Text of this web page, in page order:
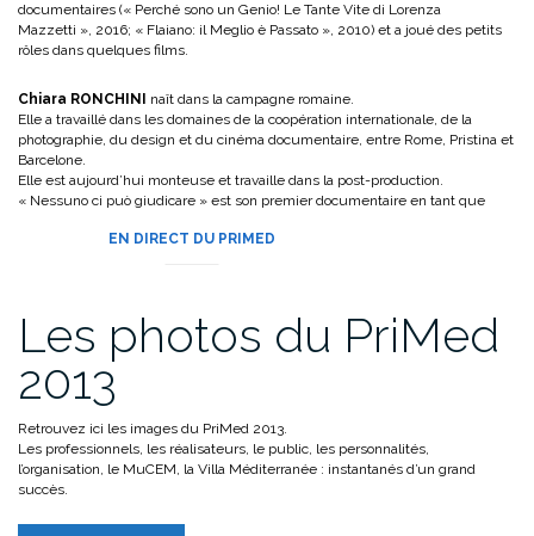
documentaires (« Perché sono un Genio! Le Tante Vite di Lorenza
Mazzetti », 2016; « Flaiano: il Meglio è Passato », 2010) et a joué des petits
rôles dans quelques films.
Chiara RONCHINI
naît dans la campagne romaine.
Elle a travaillé dans les domaines de la coopération internationale, de la
photographie, du design et du cinéma documentaire, entre Rome, Pristina et
Barcelone.
Elle est aujourd’hui monteuse et travaille dans la post-production.
« Nessuno ci può giudicare » est son premier documentaire en tant que
EN DIRECT DU PRIMED
Les photos du PriMed
2013
Retrouvez ici les images du PriMed 2013.
Les professionnels, les réalisateurs, le public, les personnalités,
l’organisation, le MuCEM, la Villa Méditerranée : instantanés d’un grand
succès.